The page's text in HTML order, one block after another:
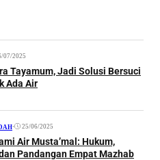
07/2025
Tayamum, Jadi Solusi Bersuci
Ada Air
• 25/06/2025
Air Musta’mal: Hukum,
Pandangan Empat Mazhab